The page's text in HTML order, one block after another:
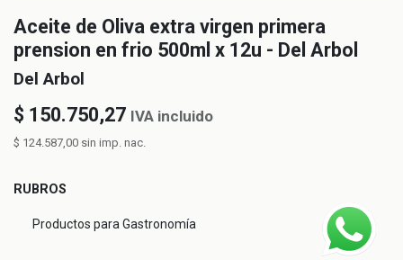
Aceite de Oliva extra virgen primera
prension en frio 500ml x 12u - Del Arbol
Del Arbol
$ 150.750,27 IVA incluido
$ 124.587,00 sin imp. nac.
RUBROS
Productos para Gastronomía